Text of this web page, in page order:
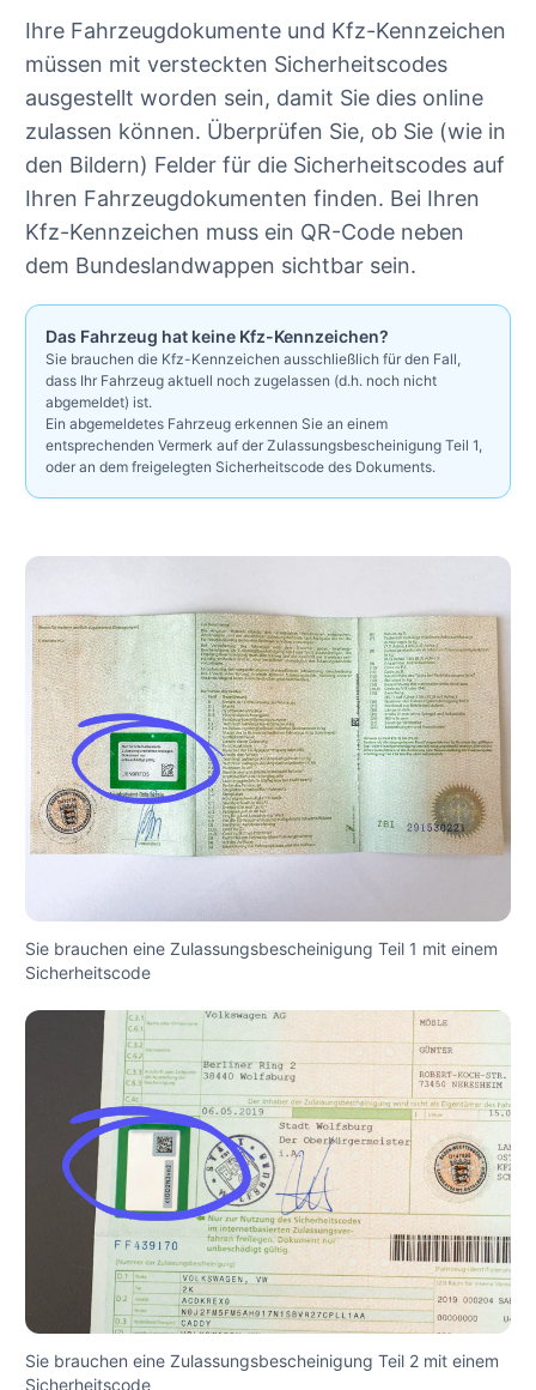
Ihre Fahrzeugdokumente und Kfz-Kennzeichen
müssen mit versteckten Sicherheitscodes
ausgestellt worden sein, damit Sie dies online
zulassen können. Überprüfen Sie, ob Sie (wie in
den Bildern) Felder für die Sicherheitscodes auf
Ihren Fahrzeugdokumenten finden. Bei Ihren
Kfz-Kennzeichen muss ein QR-Code neben
dem Bundeslandwappen sichtbar sein.
Das Fahrzeug hat keine Kfz-Kennzeichen?
Sie brauchen die Kfz-Kennzeichen ausschließlich für den Fall,
dass Ihr Fahrzeug aktuell noch zugelassen (d.h. noch nicht
abgemeldet) ist.
Ein abgemeldetes Fahrzeug erkennen Sie an einem
entsprechenden Vermerk auf der Zulassungsbescheinigung Teil 1,
oder an dem freigelegten Sicherheitscode des Dokuments.
Sie brauchen eine Zulassungsbescheinigung Teil 1 mit einem
Sicherheitscode
Sie brauchen eine Zulassungsbescheinigung Teil 2 mit einem
Sicherheitscode